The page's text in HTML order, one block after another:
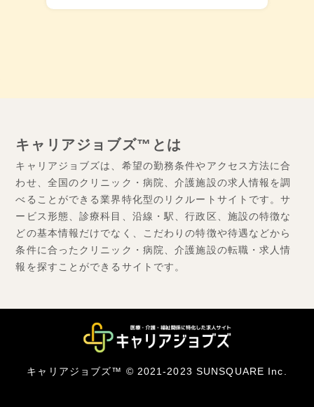
キャリアジョブズ™とは
キャリアジョブズは、希望の勤務条件やアクセス方法に合
わせ、全国のクリニック・病院、介護施設の求人情報を調
べることができる業界特化型のリクルートサイトです。サ
ービス形態、診療科目、沿線・駅、行政区、施設の特徴な
どの基本情報だけでなく、こだわりの特徴や待遇などから
条件に合ったクリニック・病院、介護施設の転職・求人情
報を探すことができるサイトです。
キャリアジョブズ™ © 2021-2023 SUNSQUARE Inc.